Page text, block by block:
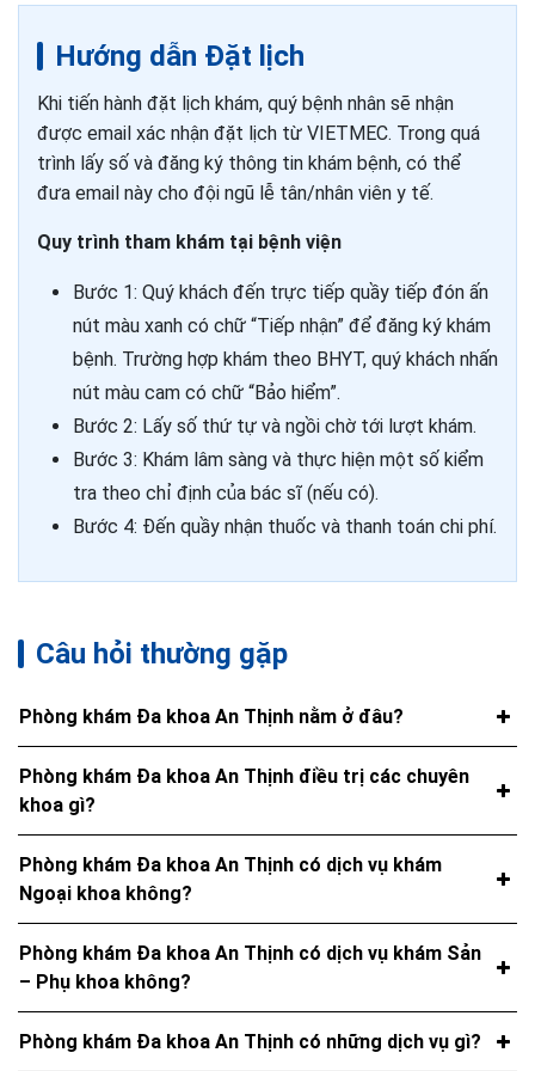
Hướng dẫn Đặt lịch
Khi tiến hành đặt lịch khám, quý bệnh nhân sẽ nhận
được email xác nhận đặt lịch từ VIETMEC. Trong quá
trình lấy số và đăng ký thông tin khám bệnh, có thể
đưa email này cho đội ngũ lễ tân/nhân viên y tế.
Quy trình tham khám tại bệnh viện
Bước 1: Quý khách đến trực tiếp quầy tiếp đón ấn
nút màu xanh có chữ “Tiếp nhận” để đăng ký khám
bệnh. Trường hợp khám theo BHYT, quý khách nhấn
nút màu cam có chữ “Bảo hiểm”.
Bước 2: Lấy số thứ tự và ngồi chờ tới lượt khám.
Bước 3: Khám lâm sàng và thực hiện một số kiểm
tra theo chỉ định của bác sĩ (nếu có).
Bước 4: Đến quầy nhận thuốc và thanh toán chi phí.
Câu hỏi thường gặp
Phòng khám Đa khoa An Thịnh nằm ở đâu?
Phòng khám Đa khoa An Thịnh điều trị các chuyên
khoa gì?
Phòng khám Đa khoa An Thịnh có dịch vụ khám
Ngoại khoa không?
Phòng khám Đa khoa An Thịnh có dịch vụ khám Sản
– Phụ khoa không?
Phòng khám Đa khoa An Thịnh có những dịch vụ gì?